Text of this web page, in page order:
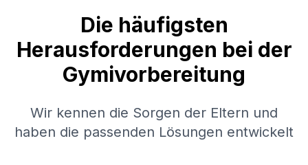
Die häufigsten
Herausforderungen bei der
Gymivorbereitung
Wir kennen die Sorgen der Eltern und
haben die passenden Lösungen entwickelt